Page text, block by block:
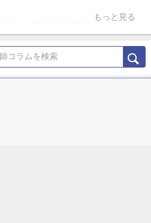
導士、糖尿病薬物療法認定薬剤師、
日本くすりと糖尿病学会(認定薬剤
もっと見る